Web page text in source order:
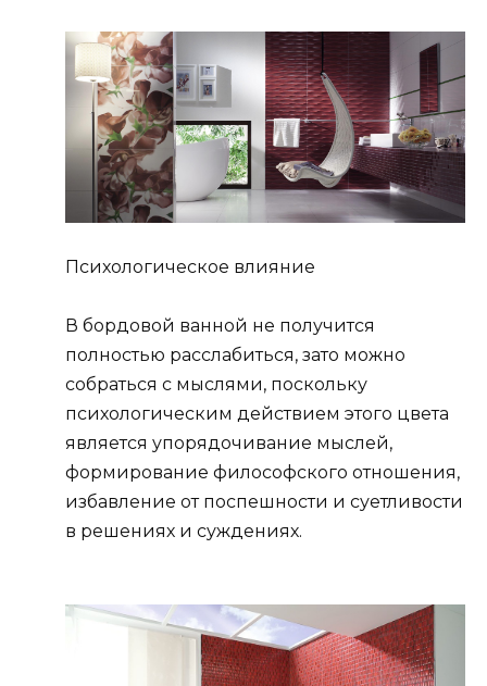
Психологическое влияние
В бордовой ванной не получится
полностью расслабиться, зато можно
собраться с мыслями, поскольку
психологическим действием этого цвета
является упорядочивание мыслей,
формирование философского отношения,
избавление от поспешности и суетливости
в решениях и суждениях.